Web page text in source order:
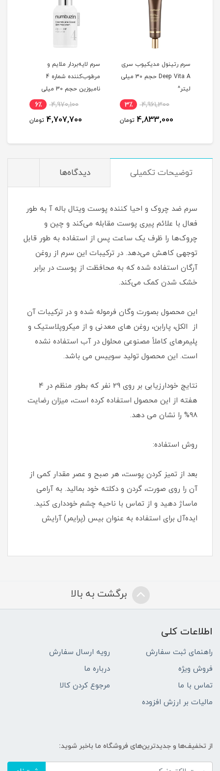
سرم رتینول مدیکیوب سری
Deep Vita A حجم 30 میلی
لیتر^
4,961,300 3٪
4,833,000 تومان
سرم لایه‌بردار ملایم و
مرطوب‌کننده شماره 4
نامبوزین حجم 30 میلی
4,970,100 6٪
4,707,700 تومان
توضیحات تکمیلی دیدگاه‌ها
سرم ضد چروک و احیا کننده پوست ویتال باله آ به طور
فعال با علائم پیری پوست مقابله می‌کند و چین و
چروک‌ها را ظرف یک ساعت پس از استفاده به طور قابل
توجهی کاهش می‌دهد. در ترکیبات این سرم از روغن
آرگان استفاده شده که به محافظت از پوست در برابر
خشک شدن کمک می‌کند.
این محصول بصورت وگان فرموله شده و در ترکیبات آن
از الکل، پارابن، روغن های معدنی و از میکروپلاستیک و
پلیمرهای کاملاً مصنوعی محلول در آب استفاده نشده
است. این محصول تولید سوییس می باشد.
نتایج خودارزیابی بر روی 29 نفر که بطور منظم در 4
هفته از این محصول استفاده کرده است، میزان رضایت
98% را نشان می دهد.
روش استفاده:
بعد از تمیز کردن پوست، هر صبح و عصر مقدار کمی از
آن را روی صورت، گردن و دکلته خود بمالید. به آرامی
ماساژ دهید و از تماس با ناحیه چشم خودداری کنید.
ایده‌آل برای استفاده به عنوان بیس (پرایمر) آرایش
برگشت به بالا
اطلاعات کلی
راهنمای ثبت سفارش
رویه ارسال سفارش
فروش ویژه
درباره ما
تماس با ما
مرجوع کردن کالا
مالیات بر ارزش افزوده
از تخفیف‌ها و جدیدترین‌های فروشگاه ما باخبر شوید: